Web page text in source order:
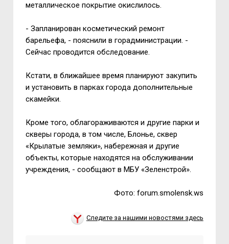
металлическое покрытие окислилось.
- Запланирован косметический ремонт
барельефа, - пояснили в горадминистрации. -
Сейчас проводится обследование.
Кстати, в ближайшее время планируют закупить
и установить в парках города дополнительные
скамейки.
Кроме того, облагораживаются и другие парки и
скверы города, в том числе, Блонье, сквер
«Крылатые земляки», набережная и другие
объекты, которые находятся на обслуживании
учреждения, - сообщают в МБУ «Зеленстрой».
Фото: forum.smolensk.ws
Следите за нашими новостями здесь